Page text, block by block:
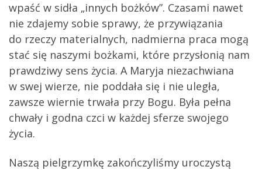
wpaść w sidła „innych bożków”. Czasami nawet
nie zdajemy sobie sprawy, że przywiązania
do rzeczy materialnych, nadmierna praca mogą
stać się naszymi bożkami, które przysłonią nam
prawdziwy sens życia. A Maryja niezachwiana
w swej wierze, nie poddała się i nie uległa,
zawsze wiernie trwała przy Bogu. Była pełna
chwały i godna czci w każdej sferze swojego
życia.
Naszą pielgrzymkę zakończyliśmy uroczystą